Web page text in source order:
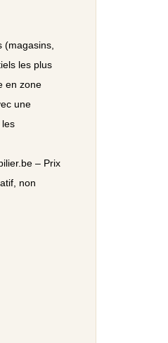
les plus
en zone
une
les
– Prix
non